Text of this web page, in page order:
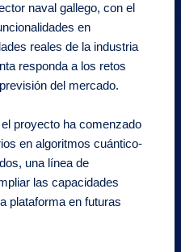
naval gallego, con el
en
reales de la industria
responda a los retos
del mercado.
proyecto ha comenzado
en algoritmos cuántico-
una línea de
las capacidades
plataforma en futuras